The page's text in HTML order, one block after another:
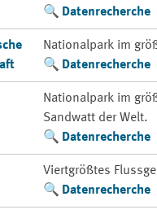
Datenrecherche
Nationalpark im
Datenrecherche
Nationalpark im
Sandwatt der Welt.
Datenrecherche
Viertgrößtes
Datenrecherche